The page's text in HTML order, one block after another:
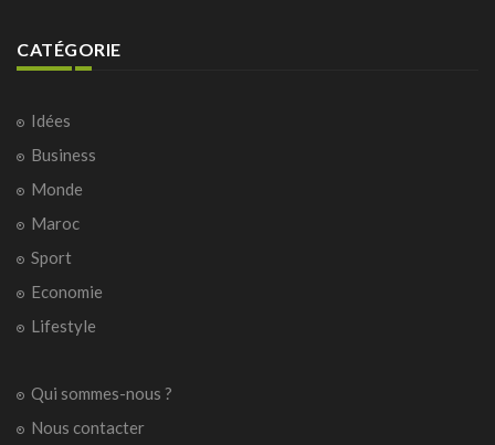
CATÉGORIE
Idées
Business
Monde
Maroc
Sport
Economie
Lifestyle
Qui sommes-nous ?
Nous contacter